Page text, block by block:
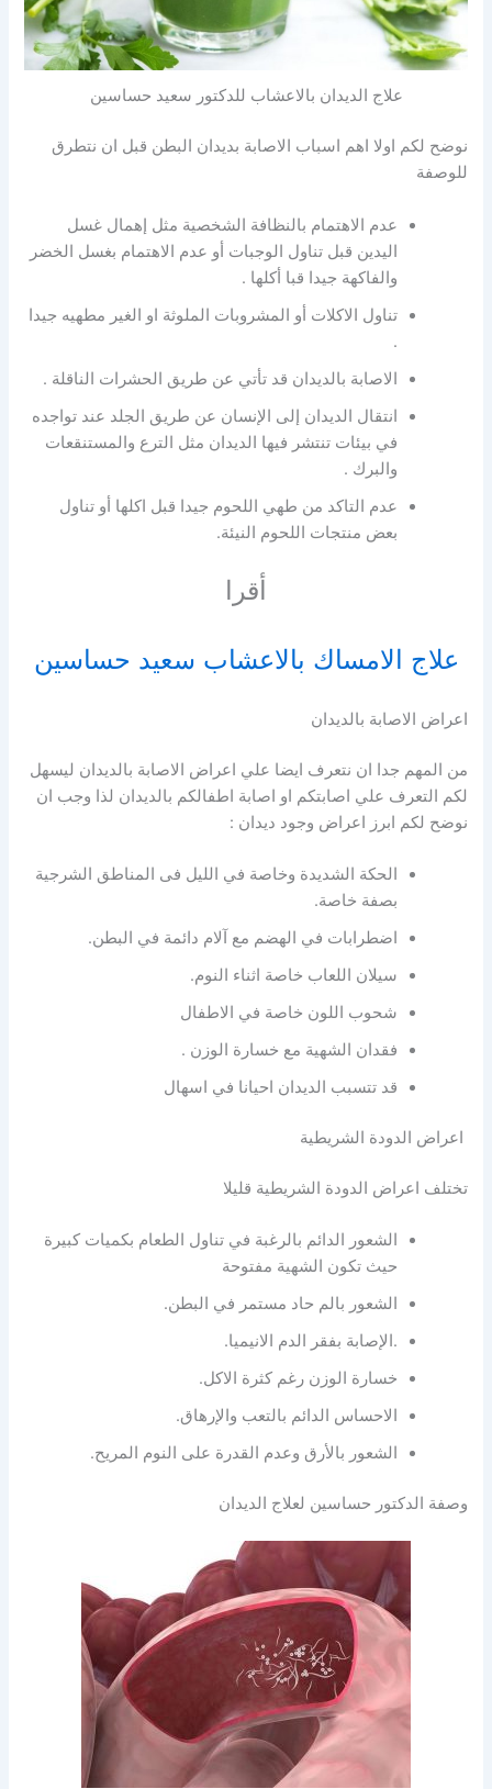
علاج الديدان بالاعشاب للدكتور سعيد حساسين
نوضح لكم اولا اهم اسباب الاصابة بديدان البطن قبل ان نتطرق
للوصفة
عدم الاهتمام بالنظافة الشخصية مثل إهمال غسل
اليدين قبل تناول الوجبات أو عدم الاهتمام بغسل الخضر
والفاكهة جيدا قبا أكلها .
تناول الاكلات أو المشروبات الملوثة او الغير مطهيه جيدا
.
الاصابة بالديدان قد تأتي عن طريق الحشرات الناقلة .
انتقال الديدان إلى الإنسان عن طريق الجلد عند تواجده
في بيئات تنتشر فيها الديدان مثل الترع والمستنقعات
والبرك .
عدم التاكد من طهي اللحوم جيدا قبل اكلها أو تناول
بعض منتجات اللحوم النيئة.
أقرا
علاج الامساك بالاعشاب سعيد حساسين
اعراض الاصابة بالديدان
من المهم جدا ان نتعرف ايضا علي اعراض الاصابة بالديدان ليسهل
لكم التعرف علي اصابتكم او اصابة اطفالكم بالديدان لذا وجب ان
نوضح لكم ابرز اعراض وجود ديدان :
الحكة الشديدة وخاصة في الليل فى المناطق الشرجية
بصفة خاصة.
اضطرابات في الهضم مع آلام دائمة في البطن.
سيلان اللعاب خاصة اثناء النوم.
شحوب اللون خاصة في الاطفال
فقدان الشهية مع خسارة الوزن .
قد تتسبب الديدان احيانا في اسهال
اعراض الدودة الشريطية
تختلف اعراض الدودة الشريطية قليلا
الشعور الدائم بالرغبة في تناول الطعام بكميات كبيرة
حيث تكون الشهية مفتوحة
الشعور بالم حاد مستمر في البطن.
.الإصابة بفقر الدم الانيميا.
خسارة الوزن رغم كثرة الاكل.
الاحساس الدائم بالتعب والإرهاق.
الشعور بالأرق وعدم القدرة على النوم المريح.
وصفة الدكتور حساسين لعلاج الديدان